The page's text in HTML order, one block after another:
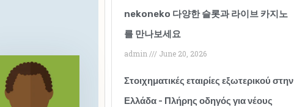
nekoneko 다양한 슬롯과 라이브 카지노
를 만나보세요
admin June 20, 2026
Στοιχηματικές εταιρίες εξωτερικού στην
Ελλάδα - Πλήρης οδηγός για νέους